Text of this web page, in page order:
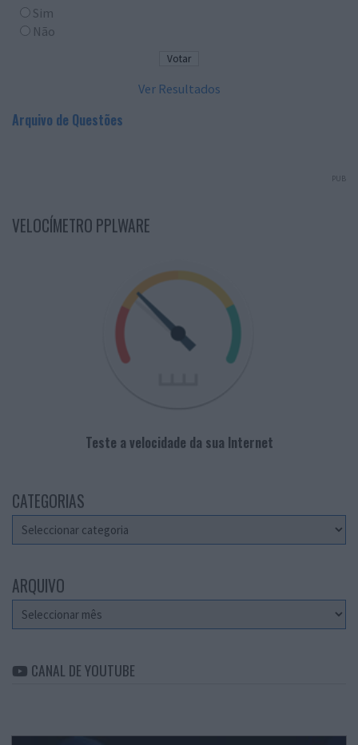
Sim
Não
Ver Resultados
Arquivo de Questões
PUB
VELOCÍMETRO PPLWARE
Teste a velocidade da sua Internet
CATEGORIAS
Categorias
ARQUIVO
Arquivo
CANAL DE YOUTUBE